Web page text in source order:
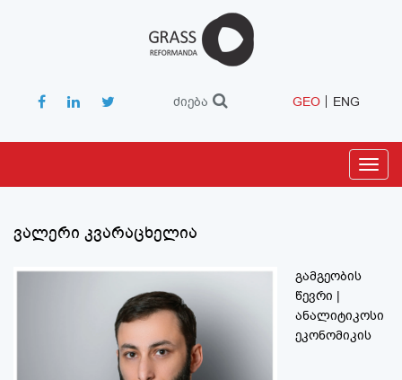
ძიება GEO ENG
ვალერი კვარაცხელია
გამგეობის
წევრი |
ანალიტიკოსი
ეკონომიკის